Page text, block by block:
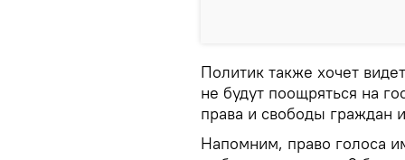
Политик также хочет
не будут поощряться на
права и свободы граждан
Напомним, право голоса